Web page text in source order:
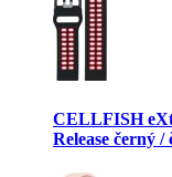
CELLFISH
Release černý /